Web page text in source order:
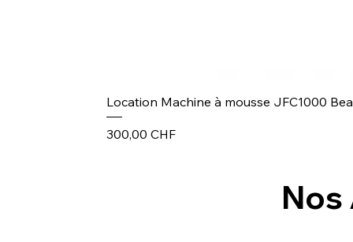
Location Machine à mousse JFC1000
Prix
300,00 CHF